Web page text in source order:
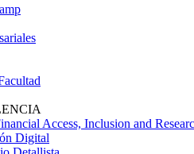
Access, Inclusion and
Digital